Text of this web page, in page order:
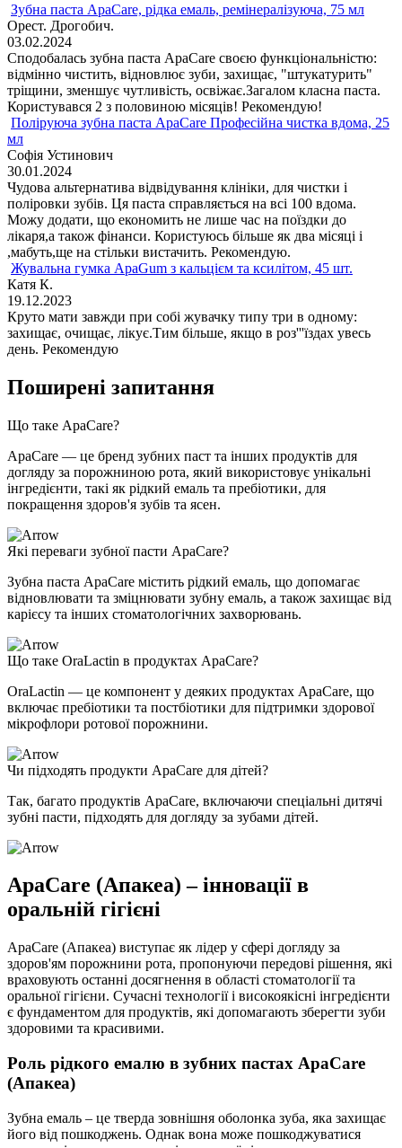
Зубна паста ApaCare, рідка емаль, ремінералізуюча, 75 мл
Орест. Дрогобич.
03.02.2024
Сподобалась зубна паста ApaCare своєю функціональністю:
відмінно чистить, відновлює зуби, захищає, "штукатурить"
тріщини, зменшує чутливість, освіжає.Загалом класна паста.
Користувався 2 з половиною місяців! Рекомендую!
Поліруюча зубна паста ApaCare Професійна чистка вдома, 25
мл
Софія Устинович
30.01.2024
Чудова альтернатива відвідування клініки, для чистки і
поліровки зубів. Ця паста справляється на всі 100 вдома.
Можу додати, що економить не лише час на поїздки до
лікаря,а також фінанси. Користуюсь більше як два місяці і
,мабуть,ще на стільки вистачить. Рекомендую.
Жувальна гумка ApaGum з кальцієм та ксилітом, 45 шт.
Катя К.
19.12.2023
Круто мати завжди при собі жувачку типу три в одному:
захищає, очищає, лікує.Тим більше, якщо в роз'''їздах увесь
день. Рекомендую
Поширені запитання
Що таке ApaCare?
ApaCare — це бренд зубних паст та інших продуктів для
догляду за порожниною рота, який використовує унікальні
інгредієнти, такі як рідкий емаль та пребіотики, для
покращення здоров'я зубів та ясен.
Які переваги зубної пасти ApaCare?
Зубна паста ApaCare містить рідкий емаль, що допомагає
відновлювати та зміцнювати зубну емаль, а також захищає від
карієсу та інших стоматологічних захворювань.
Що таке OraLactin в продуктах ApaCare?
OraLactin — це компонент у деяких продуктах ApaCare, що
включає пребіотики та постбіотики для підтримки здорової
мікрофлори ротової порожнини.
Чи підходять продукти ApaCare для дітей?
Так, багато продуктів ApaCare, включаючи спеціальні дитячі
зубні пасти, підходять для догляду за зубами дітей.
ApaCare (Апакеа) – інновації в
оральній гігієні
ApaCare (Апакеа) виступає як лідер у сфері догляду за
здоров'ям порожнини рота, пропонуючи передові рішення, які
враховують останні досягнення в області стоматології та
оральної гігієни. Сучасні технології і високоякісні інгредієнти
є фундаментом для продуктів, які допомагають зберегти зуби
здоровими та красивими.
Роль рідкого емалю в зубних пастах ApaCare
(Апакеа)
Зубна емаль – це тверда зовнішня оболонка зуба, яка захищає
його від пошкоджень. Однак вона може пошкоджуватися